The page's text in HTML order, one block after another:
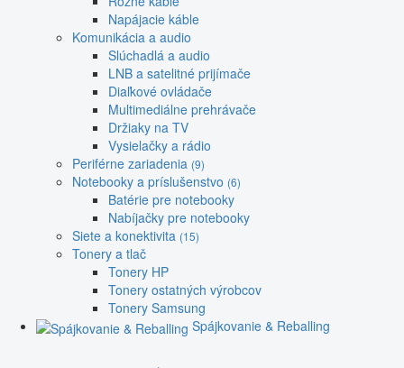
Napájacie káble
Komunikácia a audio
Slúchadlá a audio
LNB a satelitné prijímače
Diaľkové ovládače
Multimediálne prehrávače
Držiaky na TV
Vysielačky a rádio
Periférne zariadenia (9)
Notebooky a príslušenstvo (6)
Batérie pre notebooky
Nabíjačky pre notebooky
Siete a konektivita (15)
Tonery a tlač
Tonery HP
Tonery ostatných výrobcov
Tonery Samsung
Spájkovanie & Reballing